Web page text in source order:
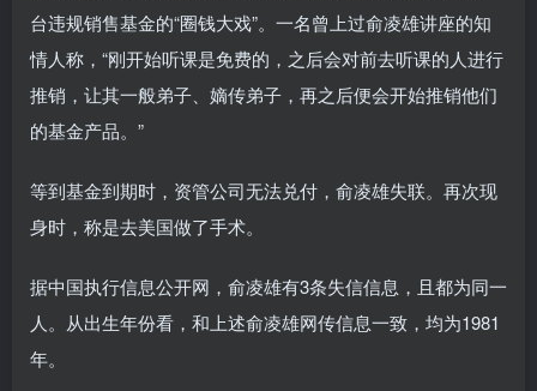
台违规销售基金的“圈钱大戏”。一名曾上过俞凌雄讲座的知
情人称，“刚开始听课是免费的，之后会对前去听课的人进行
推销，让其一般弟子、嫡传弟子，再之后便会开始推销他们
的基金产品。”
等到基金到期时，资管公司无法兑付，俞凌雄失联。再次现
身时，称是去美国做了手术。
据中国执行信息公开网，俞凌雄有3条失信信息，且都为同一
人。从出生年份看，和上述俞凌雄网传信息一致，均为1981
年。